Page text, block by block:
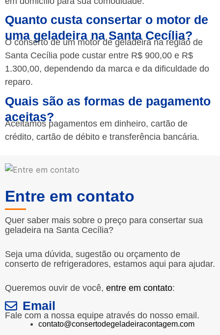
Quanto custa consertar o motor de
uma geladeira na Santa Cecília?
O conserto de um motor de geladeira na região de
Santa Cecília pode custar entre R$ 900,00 e R$
1.300,00, dependendo da marca e da dificuldade do
reparo.
Quais são as formas de pagamento
aceitas?
Aceitamos pagamentos em dinheiro, cartão de
crédito, cartão de débito e transferência bancária.
Entre em contato
Quer saber mais sobre o preço para consertar sua
geladeira na Santa Cecília?
Seja uma dúvida, sugestão ou orçamento de
conserto de refrigeradores, estamos aqui para ajudar.
Queremos ouvir de você, entre em contato:
Email
Fale com a nossa equipe através do nosso email.
contato@consertodegeladeiracontagem.com